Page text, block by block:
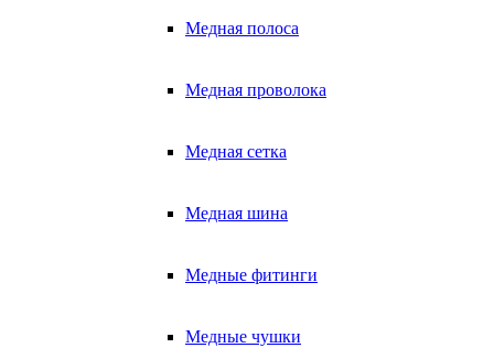
Медная полоса
Медная проволока
Медная сетка
Медная шина
Медные фитинги
Медные чушки